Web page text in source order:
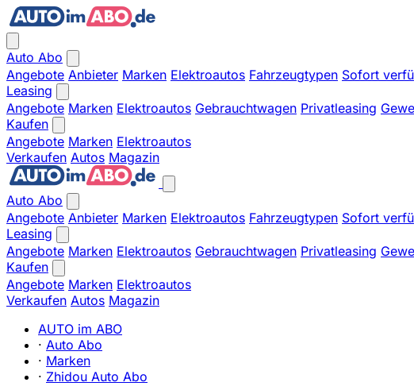
Auto Abo
Angebote Anbieter Marken Elektroautos Fahrzeugtypen Sofort
Leasing
Angebote Marken Elektroautos Gebrauchtwagen Privatleasing
Kaufen
Angebote Marken Elektroautos
Verkaufen Autos Magazin
Auto Abo
Angebote Anbieter Marken Elektroautos Fahrzeugtypen Sofort
Leasing
Angebote Marken Elektroautos Gebrauchtwagen Privatleasing
Kaufen
Angebote Marken Elektroautos
Verkaufen Autos Magazin
AUTO im ABO
· Auto Abo
· Marken
· Zhidou Auto Abo